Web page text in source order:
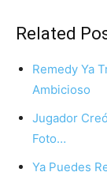
Related
Remedy Ya
Ambicioso
Jugador
Foto…
Ya Puedes